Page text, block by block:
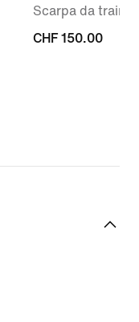
Scarpa da
CHF
CHF 150.00